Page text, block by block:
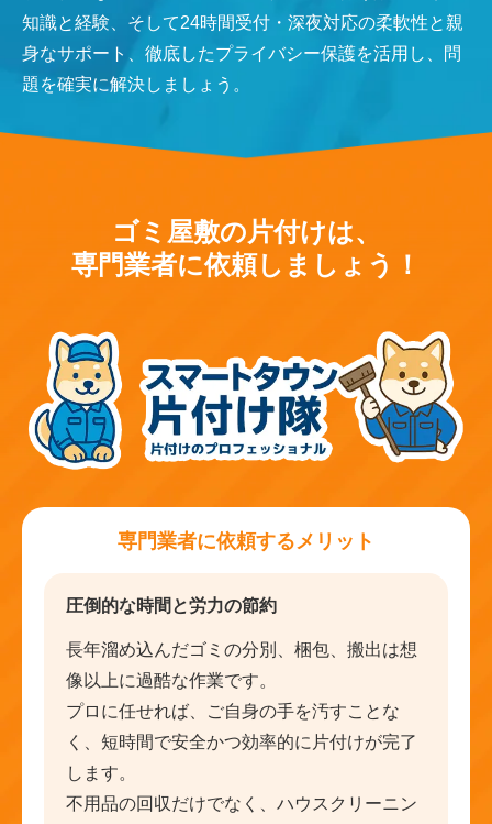
知識と経験、そして24時間受付・深夜対応の柔軟性と親
身なサポート、徹底したプライバシー保護を活用し、問
題を確実に解決しましょう。
ゴミ屋敷の片付けは、
専門業者に依頼しましょう！
専門業者に依頼するメリット
圧倒的な時間と労力の節約
長年溜め込んだゴミの分別、梱包、搬出は想
像以上に過酷な作業です。
プロに任せれば、ご自身の手を汚すことな
く、短時間で安全かつ効率的に片付けが完了
します。
不用品の回収だけでなく、ハウスクリーニン